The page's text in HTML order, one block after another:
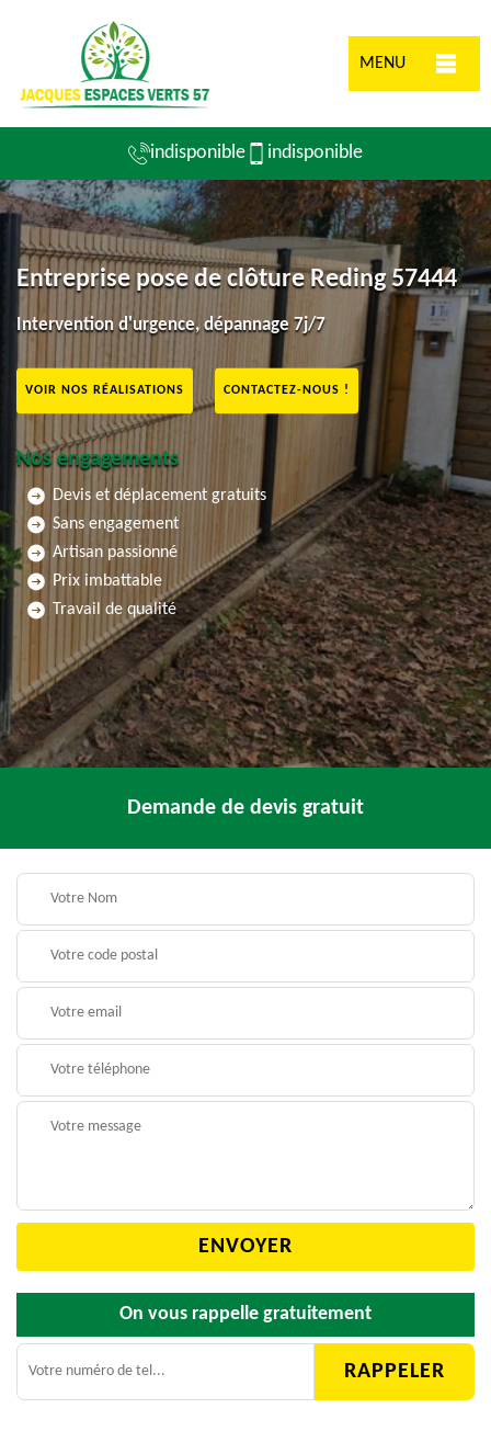
MENU
indisponible indisponible
Entreprise pose de clôture Reding 57444
Intervention d'urgence, dépannage 7j/7
VOIR NOS RÉALISATIONS CONTACTEZ-NOUS !
Nos engagements
Devis et déplacement gratuits
Sans engagement
Artisan passionné
Prix imbattable
Travail de qualité
Demande de devis gratuit
On vous rappelle gratuitement